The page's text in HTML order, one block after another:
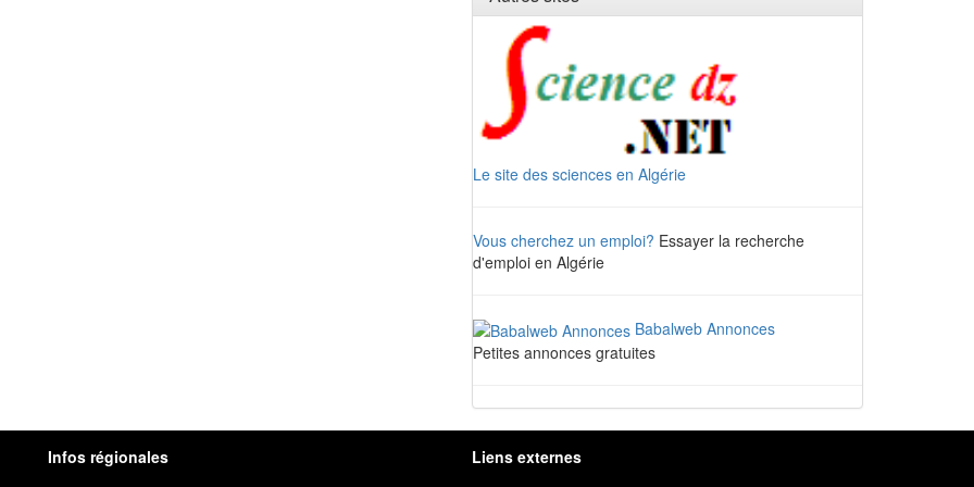
Le site des sciences en Algérie
Vous cherchez un emploi? Essayer la recherche
d'emploi en Algérie
Babalweb Annonces
Petites annonces gratuites
Infos régionales Liens externes